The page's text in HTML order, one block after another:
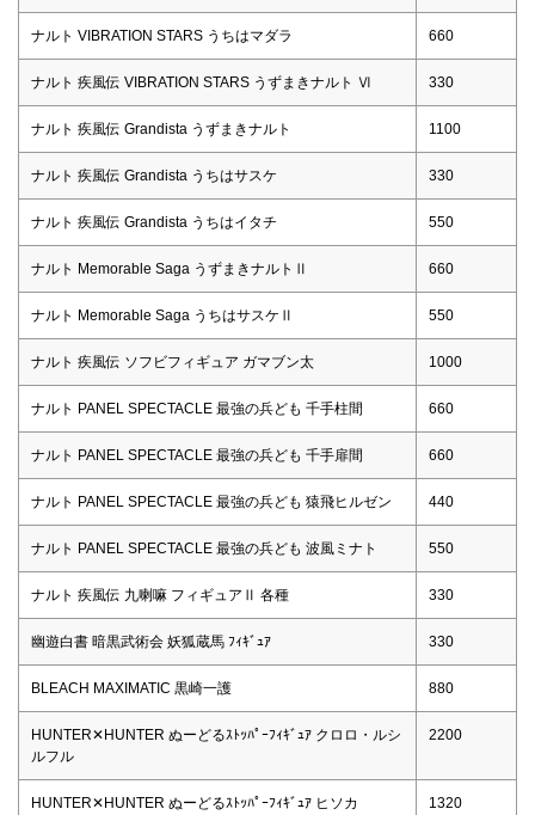
ナルト VIBRATION STARS うちはマダラ 660
ナルト 疾風伝 VIBRATION STARS うずまきナルト Ⅵ 330
ナルト 疾風伝 Grandista うずまきナルト 1100
ナルト 疾風伝 Grandista うちはサスケ 330
ナルト 疾風伝 Grandista うちはイタチ 550
ナルト Memorable Saga うずまきナルトⅡ 660
ナルト Memorable Saga うちはサスケⅡ 550
ナルト 疾風伝 ソフビフィギュア ガマブン太 1000
ナルト PANEL SPECTACLE 最強の兵ども 千手柱間 660
ナルト PANEL SPECTACLE 最強の兵ども 千手扉間 660
ナルト PANEL SPECTACLE 最強の兵ども 猿飛ヒルゼン 440
ナルト PANEL SPECTACLE 最強の兵ども 波風ミナト 550
ナルト 疾風伝 九喇嘛 フィギュアⅡ 各種 330
幽遊白書 暗黒武術会 妖狐蔵馬 ﾌｨｷﾞｭｱ 330
BLEACH MAXIMATIC 黒崎一護 880
HUNTER✕HUNTER ぬーどるｽﾄｯﾊﾟｰﾌｨｷﾞｭｱ クロロ・ルシ
ルフル
2200
HUNTER✕HUNTER ぬーどるｽﾄｯﾊﾟｰﾌｨｷﾞｭｱ ヒソカ 1320